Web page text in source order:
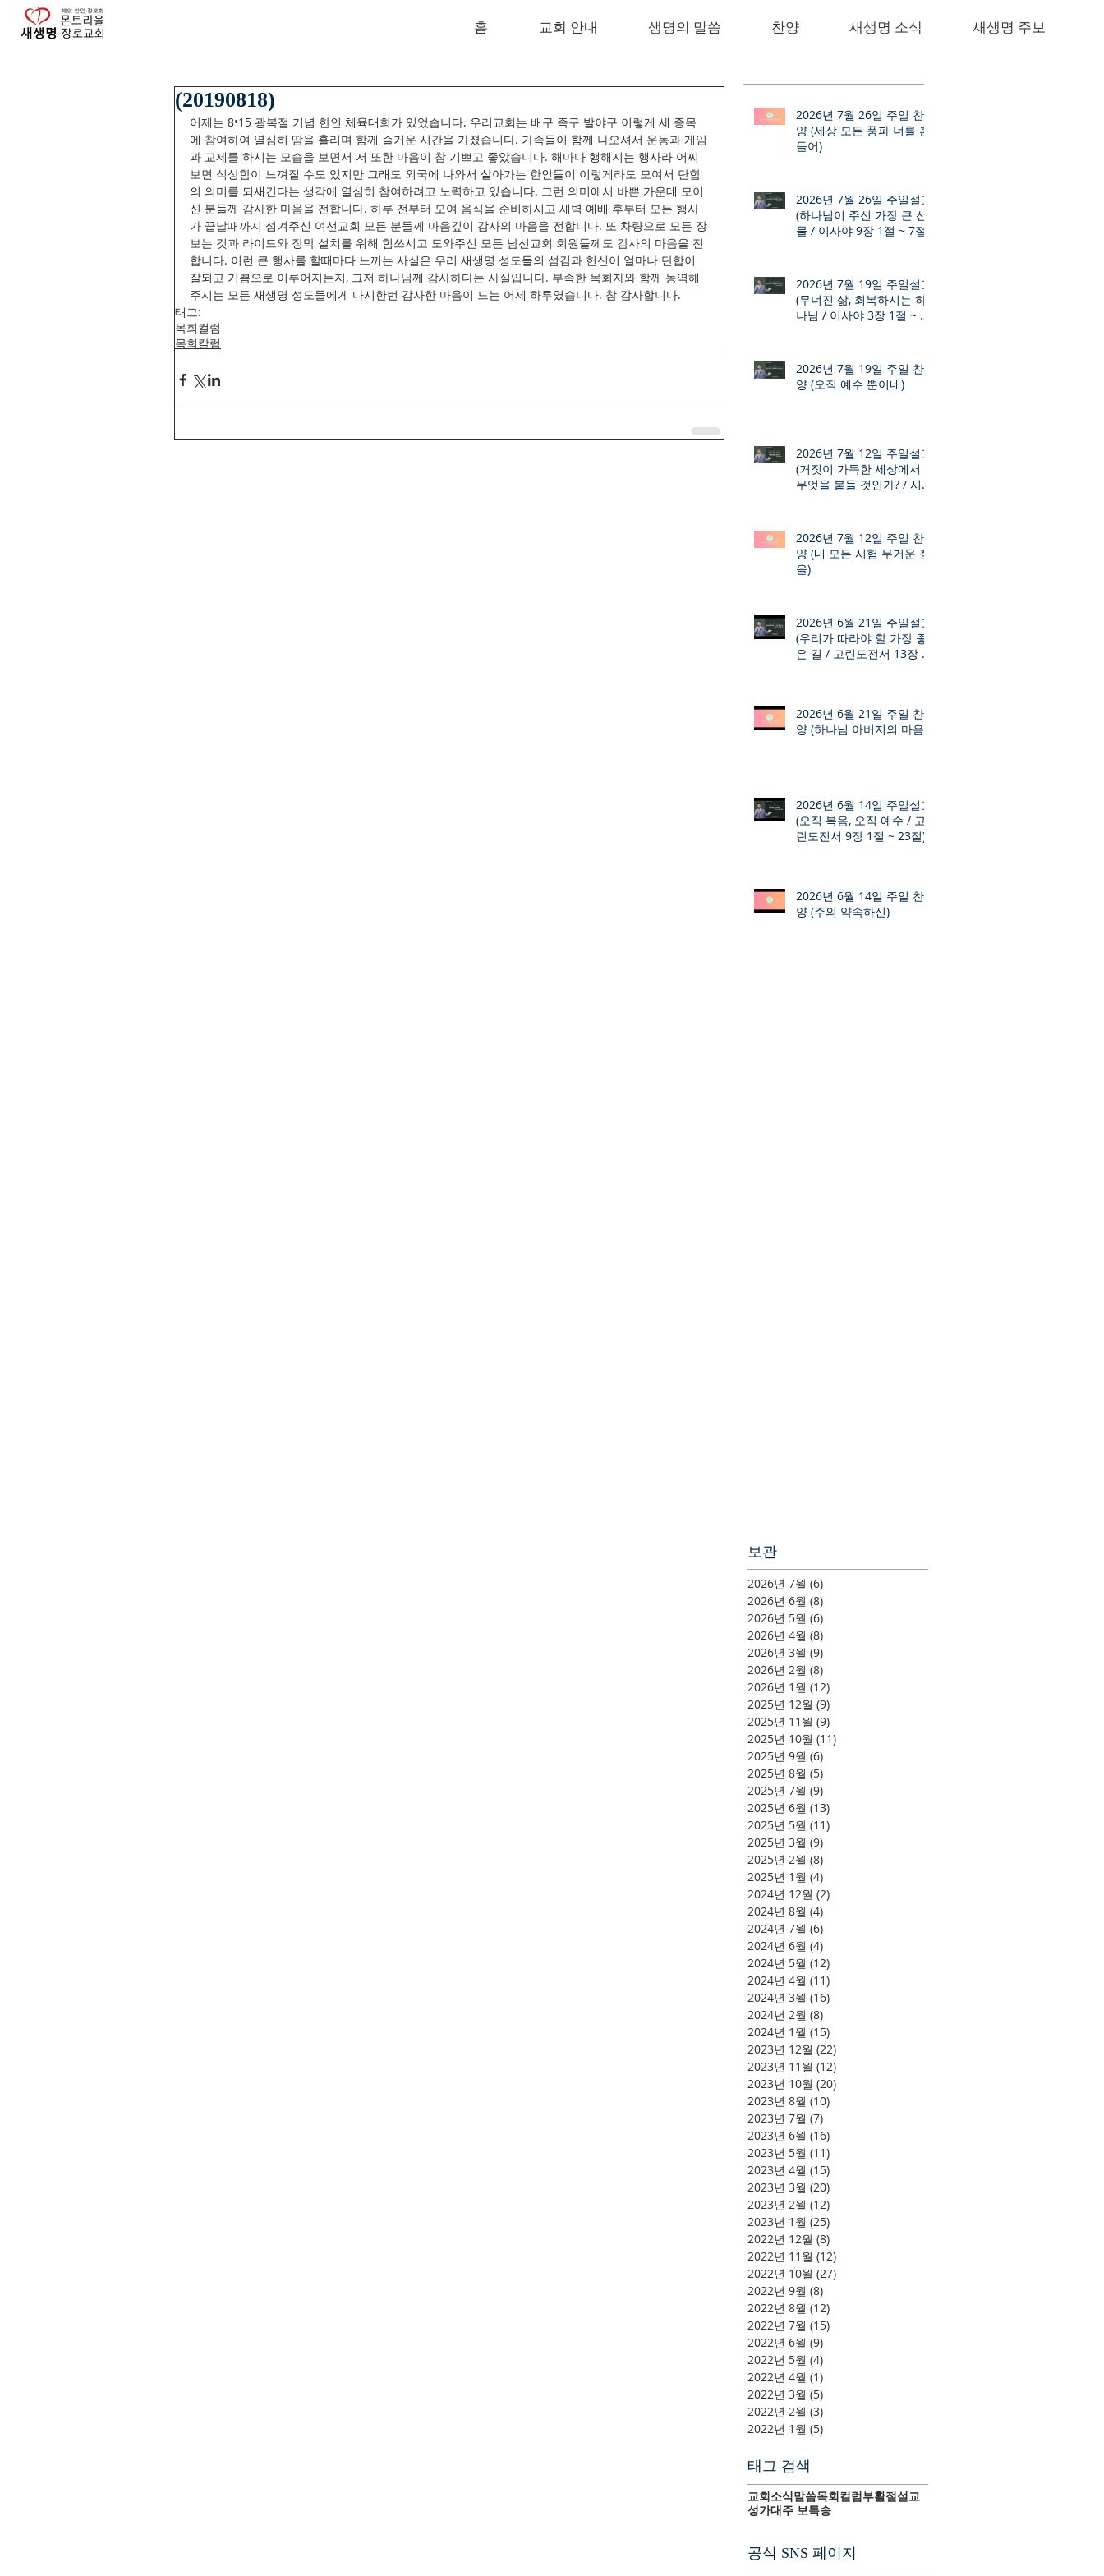
홈 교회 안내 생명의 말씀 찬양 새생명 소식 새생명 주보
(20190818)
어제는 8•15 광복절 기념 한인 체육대회가 있었습니다. 우리교회는 배구 족구 발야구 이렇게 세 종목
에 참여하여 열심히 땀을 흘리며 함께 즐거운 시간을 가졌습니다. 가족들이 함께 나오셔서 운동과 게임
과 교제를 하시는 모습을 보면서 저 또한 마음이 참 기쁘고 좋았습니다. 해마다 행해지는 행사라 어찌
보면 식상함이 느껴질 수도 있지만 그래도 외국에 나와서 살아가는 한인들이 이렇게라도 모여서 단합
의 의미를 되새긴다는 생각에 열심히 참여하려고 노력하고 있습니다. 그런 의미에서 바쁜 가운데 모이
신 분들께 감사한 마음을 전합니다. 하루 전부터 모여 음식을 준비하시고 새벽 예배 후부터 모든 행사
가 끝날때까지 섬겨주신 여선교회 모든 분들께 마음깊이 감사의 마음을 전합니다. 또 차량으로 모든 장
보는 것과 라이드와 장막 설치를 위해 힘쓰시고 도와주신 모든 남선교회 회원들께도 감사의 마음을 전
합니다. 이런 큰 행사를 할때마다 느끼는 사실은 우리 새생명 성도들의 섬김과 헌신이 얼마나 단합이
잘되고 기쁨으로 이루어지는지, 그저 하나님께 감사하다는 사실입니다. 부족한 목회자와 함께 동역해
주시는 모든 새생명 성도들에게 다시한번 감사한 마음이 드는 어제 하루였습니다. 참 감사합니다.
태그:
목회컬럼
목회칼럼
2026년 7월 26일 주일 찬
양 (세상 모든 풍파 너를 흔
들어)
2026년 7월 26일 주일설교
(하나님이 주신 가장 큰 선
물 / 이사야 9장 1절 ~ 7절)
2026년 7월 19일 주일설교
(무너진 삶, 회복하시는 하
나님 / 이사야 3장 1절 ~ 12
2026년 7월 19일 주일 찬
양 (오직 예수 뿐이네)
2026년 7월 12일 주일설교
(거짓이 가득한 세상에서
무엇을 붙들 것인가? / 시편
2026년 7월 12일 주일 찬
양 (내 모든 시험 무거운 짐
을)
2026년 6월 21일 주일설교
(우리가 따라야 할 가장 좋
은 길 / 고린도전서 13장 1
2026년 6월 21일 주일 찬
양 (하나님 아버지의 마음)
2026년 6월 14일 주일설교
(오직 복음, 오직 예수 / 고
린도전서 9장 1절 ~ 23절)
2026년 6월 14일 주일 찬
양 (주의 약속하신)
보관
2026년 7월 (6)
2026년 6월 (8)
2026년 5월 (6)
2026년 4월 (8)
2026년 3월 (9)
2026년 2월 (8)
2026년 1월 (12)
2025년 12월 (9)
2025년 11월 (9)
2025년 10월 (11)
2025년 9월 (6)
2025년 8월 (5)
2025년 7월 (9)
2025년 6월 (13)
2025년 5월 (11)
2025년 3월 (9)
2025년 2월 (8)
2025년 1월 (4)
2024년 12월 (2)
2024년 8월 (4)
2024년 7월 (6)
2024년 6월 (4)
2024년 5월 (12)
2024년 4월 (11)
2024년 3월 (16)
2024년 2월 (8)
2024년 1월 (15)
2023년 12월 (22)
2023년 11월 (12)
2023년 10월 (20)
2023년 8월 (10)
2023년 7월 (7)
2023년 6월 (16)
2023년 5월 (11)
2023년 4월 (15)
2023년 3월 (20)
2023년 2월 (12)
2023년 1월 (25)
2022년 12월 (8)
2022년 11월 (12)
2022년 10월 (27)
2022년 9월 (8)
2022년 8월 (12)
2022년 7월 (15)
2022년 6월 (9)
2022년 5월 (4)
2022년 4월 (1)
2022년 3월 (5)
2022년 2월 (3)
2022년 1월 (5)
태그 검색
교회소식말씀목회컬럼 부활절설교
성가대 주 보특송
공식 SNS 페이지